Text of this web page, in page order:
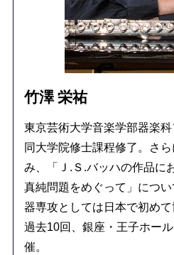
竹澤 栄祐
東京芸術大学音楽学部器楽科
同大学院修士課程修了。さ
み、「Ｊ.Ｓ.バッハの作品に
真純問題をめぐって」につ
器専攻としては日本で初めて
過去10回、銀座・王子ホー
催。